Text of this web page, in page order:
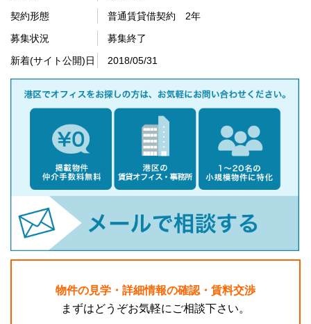
契約形態
普通賃貸借契約 2年
募集状況
募集終了
新着(サイト公開)日
2018/05/31
物件の見学・詳細情報の確認・賃料交渉
まずはどうぞお気軽にご相談下さい。